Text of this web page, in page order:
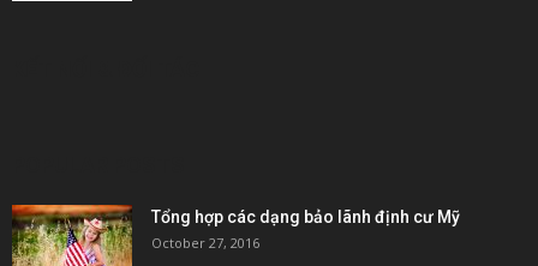
Tổng hợp các dạng bảo lãnh định cư Mỹ
October 27, 2016